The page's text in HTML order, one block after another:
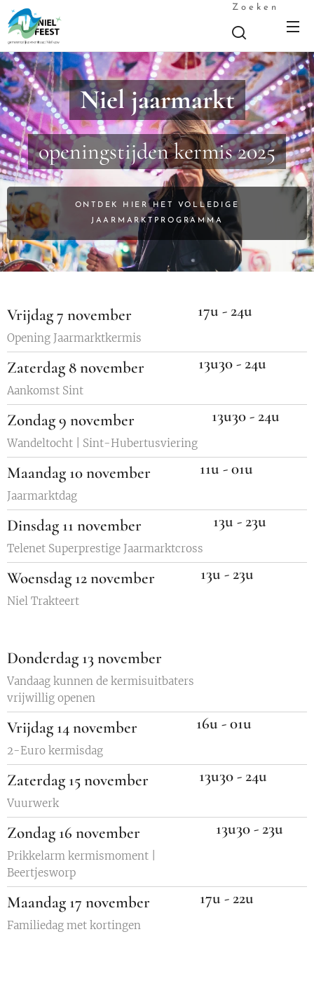
Zoeken
Niel jaarmarkt
openingstijden kermis 2025
ONTDEK HIER HET VOLLEDIGE
JAARMARKTPROGRAMMA
Vrijdag 7 november
Opening Jaarmarktkermis
17u - 24u
Zaterdag 8 november
Aankomst Sint
13u30 - 24u
Zondag 9 november
Wandeltocht | Sint-Hubertusviering
13u30 - 24u
Maandag 10 november
Jaarmarktdag
11u - 01u
Dinsdag 11 november
Telenet Superprestige Jaarmarktcross
13u - 23u
Woensdag 12 november
Niel Trakteert
13u - 23u
Donderdag 13 november
Vandaag kunnen de kermisuitbaters
vrijwillig openen
Vrijdag 14 november
2-Euro kermisdag
16u - 01u
Zaterdag 15 november
Vuurwerk
13u30 - 24u
Zondag 16 november
Prikkelarm kermismoment |
Beertjesworp
13u30 - 23u
Maandag 17 november
Familiedag met kortingen
17u - 22u